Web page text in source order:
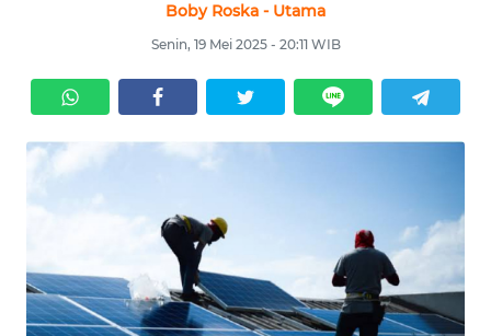
Boby Roska - Utama
Senin, 19 Mei 2025 - 20:11 WIB
Informasi
BERITA
KONTAK
INFO
IKLAN